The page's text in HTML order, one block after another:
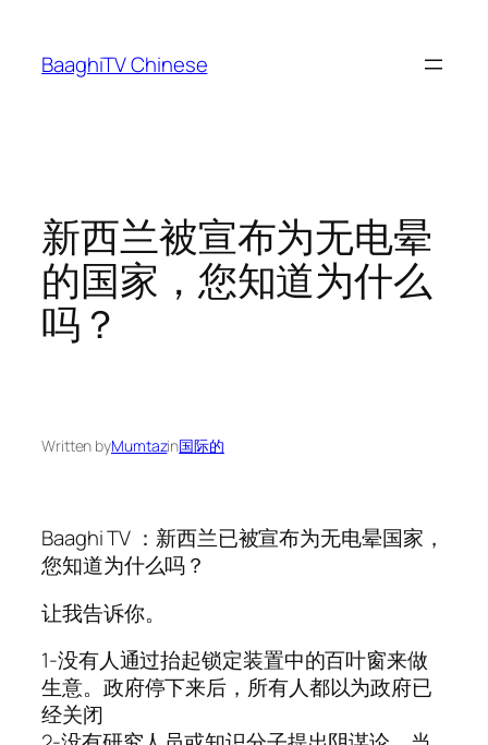
content
BaaghiTV Chinese
新西兰被宣布为无电晕
的国家，您知道为什么
吗？
Written byMumtazin国际的
Baaghi TV ：新西兰已被宣布为无电晕国家，
您知道为什么吗？
让我告诉你。
1-没有人通过抬起锁定装置中的百叶窗来做
生意。政府停下来后，所有人都以为政府已
经关闭